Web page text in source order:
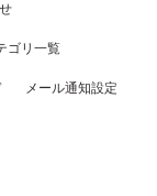
ゴリ一覧
メール通知設定